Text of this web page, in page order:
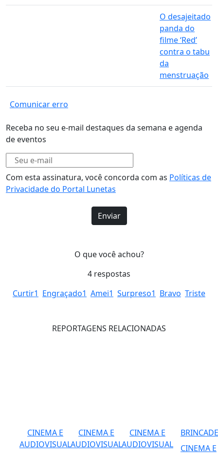
O desajeitado
panda do
filme ‘Red’
contra o tabu
da
menstruação
Comunicar erro
Receba no seu e-mail destaques da semana e agenda
de eventos
Com esta assinatura, você concorda com as Políticas de
Privacidade do Portal Lunetas
O que você achou?
4 respostas
Curtir1 Engraçado1 Amei1 Surpreso1 Bravo Triste
REPORTAGENS RELACIONADAS
CINEMA E
AUDIOVISUAL
CINEMA E
AUDIOVISUAL
CINEMA E
AUDIOVISUAL
CINEMA E